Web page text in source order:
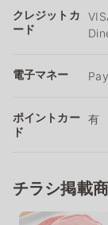
クレジットカ
ード
電子マネー
ポイントカー
ド
有
チラシ掲載